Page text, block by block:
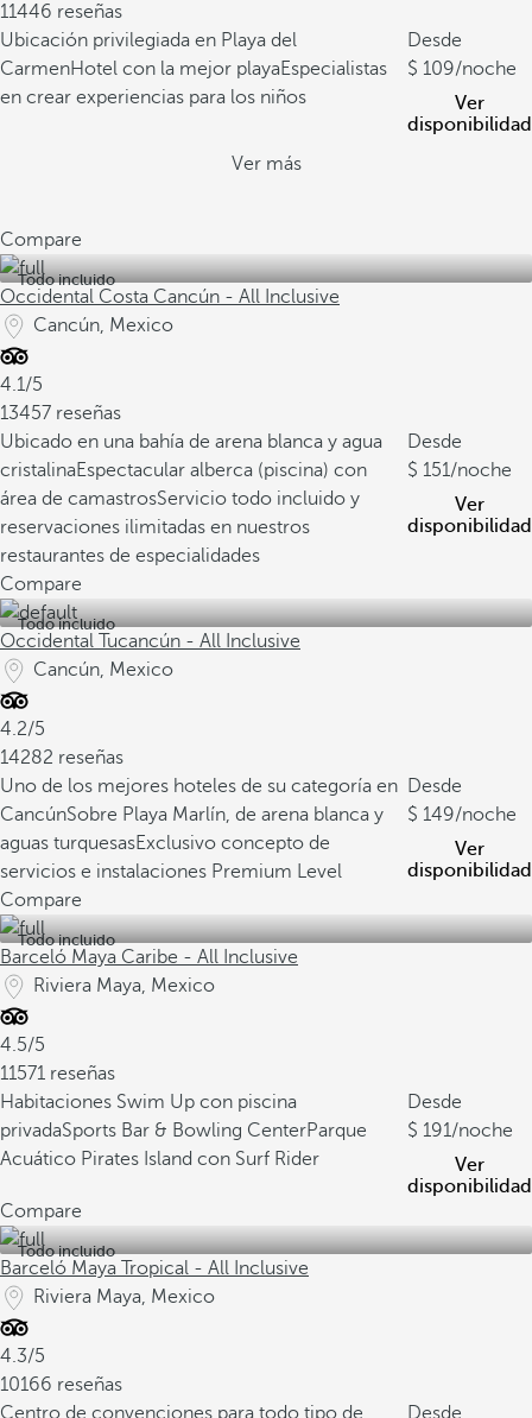
11446 reseñas
Ubicación privilegiada en Playa del
CarmenHotel con la mejor playaEspecialistas
en crear experiencias para los niños
Desde
109/noche
Ver
disponibilidad
Ver más
Compare
Todo incluido
Occidental Costa Cancún - All Inclusive
Cancún, Mexico
4.1/5
13457 reseñas
Ubicado en una bahía de arena blanca y agua
cristalinaEspectacular alberca (piscina) con
área de camastrosServicio todo incluido y
reservaciones ilimitadas en nuestros
restaurantes de especialidades
Desde
151/noche
Ver
disponibilidad
Compare
Todo incluido
Occidental Tucancún - All Inclusive
Cancún, Mexico
4.2/5
14282 reseñas
Uno de los mejores hoteles de su categoría en
CancúnSobre Playa Marlín, de arena blanca y
aguas turquesasExclusivo concepto de
servicios e instalaciones Premium Level
Desde
149/noche
Ver
disponibilidad
Compare
Todo incluido
Barceló Maya Caribe - All Inclusive
Riviera Maya, Mexico
4.5/5
11571 reseñas
Habitaciones Swim Up con piscina
privadaSports Bar & Bowling CenterParque
Acuático Pirates Island con Surf Rider
Desde
191/noche
Ver
disponibilidad
Compare
Todo incluido
Barceló Maya Tropical - All Inclusive
Riviera Maya, Mexico
4.3/5
10166 reseñas
Centro de convenciones para todo tipo de
Desde